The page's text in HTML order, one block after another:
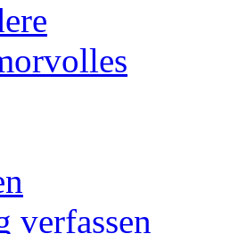
verfassen